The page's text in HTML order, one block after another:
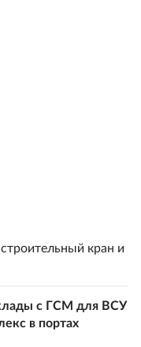
кран и
с ГСМ для ВСУ
в портах